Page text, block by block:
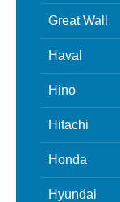
Great Wall
Haval
Hino
Hitachi
Honda
Hyundai